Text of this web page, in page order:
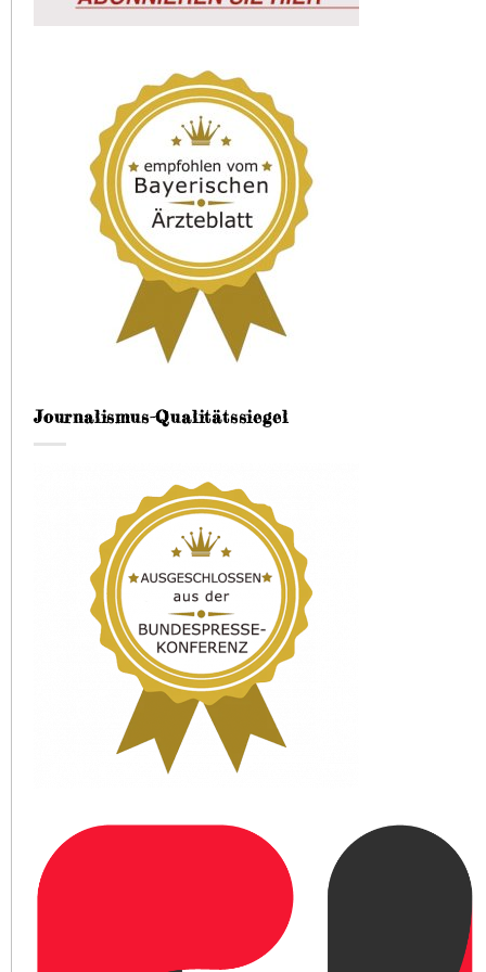
Journalismus-Qualitätssiegel